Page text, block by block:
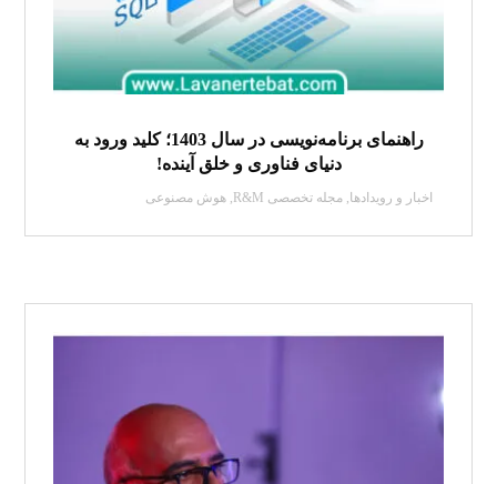
راهنمای برنامه‌نویسی در سال 1403؛ کلید ورود به
دنیای فناوری و خلق آینده!
اخبار و رویدادها,مجله تخصصی R&M ,هوش مصنوعی